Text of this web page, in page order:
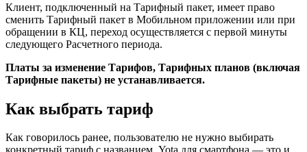
Клиент, подключенный на Тарифный пакет, имеет право
сменить Тарифный пакет в Мобильном приложении или при
обращении в КЦ, переход осуществляется с первой минуты
следующего Расчетного периода.
Платы за изменение Тарифов, Тарифных планов (включая
Тарифные пакеты) не устанавливается.
Как выбрать тариф
Как говорилось ранее, пользователю не нужно выбирать